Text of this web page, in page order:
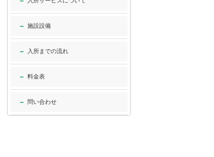
施設設備
入所までの流れ
料金表
問い合わせ